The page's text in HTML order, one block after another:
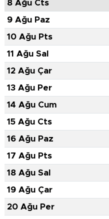
8 Ağu Cts
9 Ağu Paz
10 Ağu Pts
11 Ağu Sal
12 Ağu Çar
13 Ağu Per
14 Ağu Cum
15 Ağu Cts
16 Ağu Paz
17 Ağu Pts
18 Ağu Sal
19 Ağu Çar
20 Ağu Per